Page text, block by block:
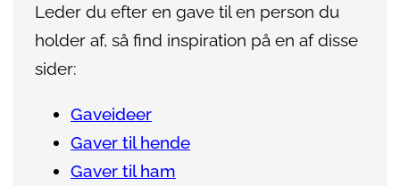
Leder du efter en gave til en person du
holder af, så find inspiration på en af disse
sider:
Gaveideer
Gaver til hende
Gaver til ham